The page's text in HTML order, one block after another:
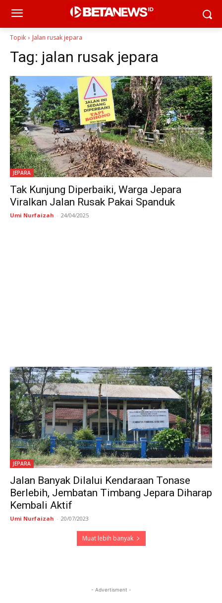
Topik Jalan rusak jepara
Tag: jalan rusak jepara
JEPARA
Tak Kunjung Diperbaiki, Warga Jepara
Viralkan Jalan Rusak Pakai Spanduk
Umi Nurfaizah - 24/04/2025
JEPARA
Jalan Banyak Dilalui Kendaraan Tonase
Berlebih, Jembatan Timbang Jepara Diharap
Kembali Aktif
Umi Nurfaizah - 20/07/2023
Muat lebih banyak
- Advertisment -